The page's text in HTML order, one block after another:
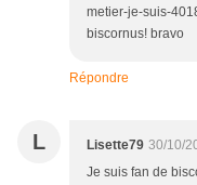
metier-je-suis-
biscornus! bravo
Répondre
L Lisette79 30/10/
Je suis fan de